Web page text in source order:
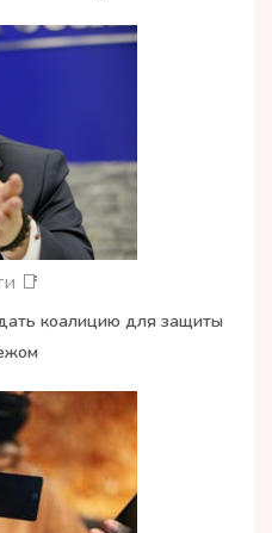
📑
коалицию для защиты